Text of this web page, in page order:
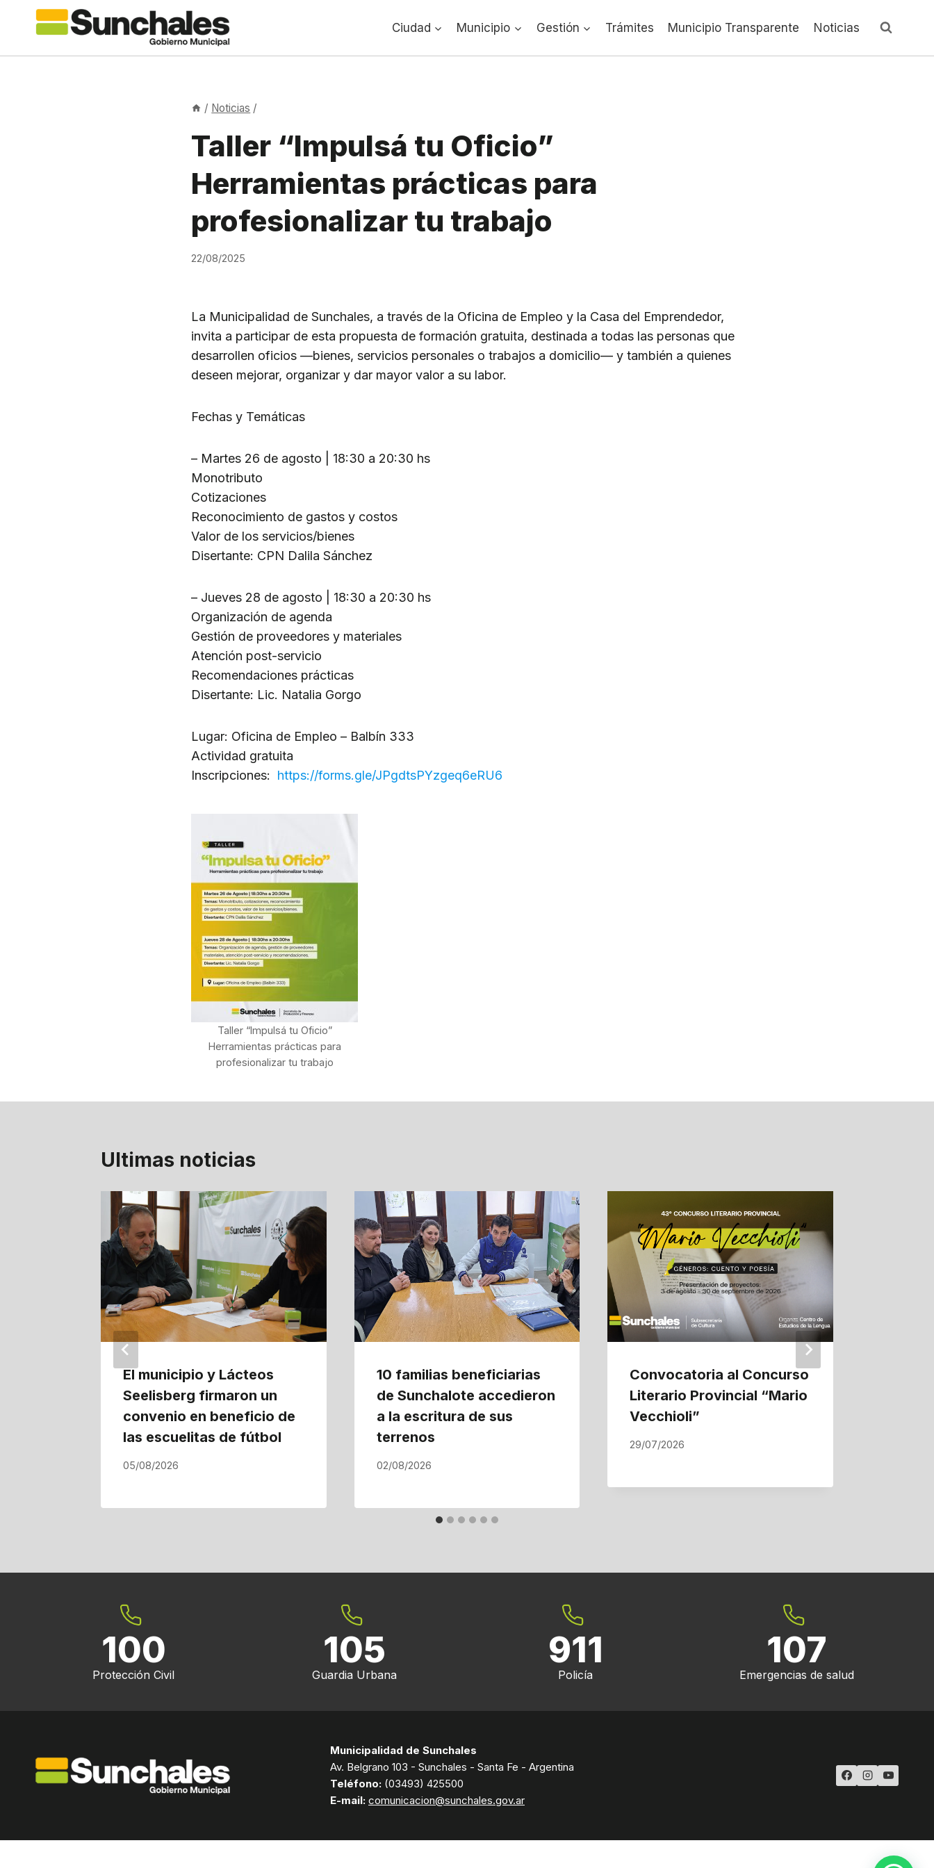
Ciudad Municipio Gestión Trámites Municipio Transparente Noticias
/ Noticias /
Taller “Impulsá tu Oficio”
Herramientas prácticas para
profesionalizar tu trabajo
22/08/2025
La Municipalidad de Sunchales, a través de la Oficina de Empleo y la Casa del Emprendedor,
invita a participar de esta propuesta de formación gratuita, destinada a todas las personas que
desarrollen oficios —bienes, servicios personales o trabajos a domicilio— y también a quienes
deseen mejorar, organizar y dar mayor valor a su labor.
Fechas y Temáticas
– Martes 26 de agosto | 18:30 a 20:30 hs
Monotributo
Cotizaciones
Reconocimiento de gastos y costos
Valor de los servicios/bienes
Disertante: CPN Dalila Sánchez
– Jueves 28 de agosto | 18:30 a 20:30 hs
Organización de agenda
Gestión de proveedores y materiales
Atención post-servicio
Recomendaciones prácticas
Disertante: Lic. Natalia Gorgo
Lugar: Oficina de Empleo – Balbín 333
Actividad gratuita
Inscripciones: https://forms.gle/JPgdtsPYzgeq6eRU6
Taller “Impulsá tu Oficio”
Herramientas prácticas para
profesionalizar tu trabajo
Ultimas noticias
El municipio y Lácteos
Seelisberg firmaron un
convenio en beneficio de
las escuelitas de fútbol
05/08/2026
10 familias beneficiarias
de Sunchalote accedieron
a la escritura de sus
terrenos
02/08/2026
Convocatoria al Concurso
Literario Provincial “Mario
Vecchioli”
29/07/2026
100
Protección Civil
105
Guardia Urbana
911
Policía
107
Emergencias de salud
Municipalidad de Sunchales
Av. Belgrano 103 - Sunchales - Santa Fe - Argentina
Teléfono: (03493) 425500
E-mail: comunicacion@sunchales.gov.ar